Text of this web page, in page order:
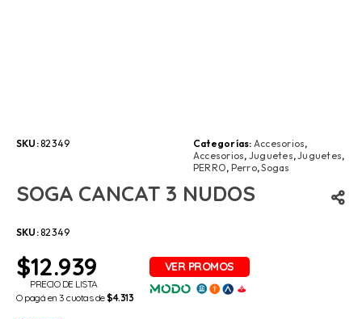
SKU:82349 Categorías: Accesorios,
Accesorios, Juguetes,Juguetes,
PERRO, Perro,Sogas
SOGA CANCAT 3 NUDOS
SKU:82349
$12.939
PRECIO DE LISTA
O pagá en 3 cuotas de$4.313